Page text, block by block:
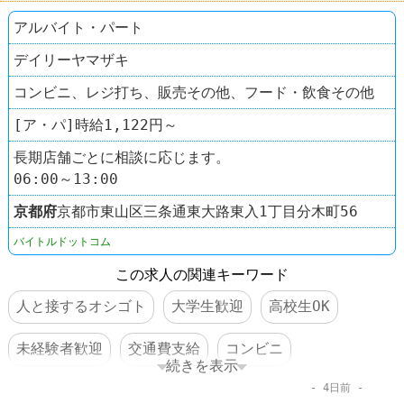
アルバイト・パート
デイリーヤマザキ
コンビニ、レジ打ち、販売その他、フード・飲食その他
[ア・パ]時給1,122円～
長期店舗ごとに相談に応じます。
06:00～13:00
京都府京都市東山区三条通東大路東入1丁目分木町56
バイトルドットコム
この求人の関連キーワード
人と接するオシゴト
大学生歓迎 高校生OK
未経験者歓迎 交通費支給 コンビニ
続きを表示
4日前